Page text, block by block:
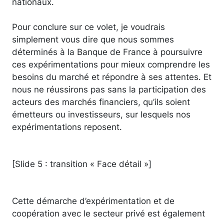
Pour conclure sur ce volet, je voudrais
simplement vous dire que nous sommes
déterminés à la Banque de France à poursuivre
ces expérimentations pour mieux comprendre les
besoins du marché et répondre à ses attentes. Et
nous ne réussirons pas sans la participation des
acteurs des marchés financiers, qu’ils soient
émetteurs ou investisseurs, sur lesquels nos
expérimentations reposent.
[Slide 5 : transition « Face détail »]
Cette démarche d’expérimentation et de
coopération avec le secteur privé est également